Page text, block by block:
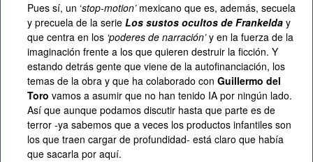
Pues sí, un ‘stop-motion’mexicano que es, además, secuela
y precuela de la serie Los sustos ocultos de Frankelda y
que centra en los ‘poderes de narración’y en la fuerza de la
imaginación frente a los que quieren destruir la ficción. Y
estando detrás gente que viene de la autofinanciación, los
temas de la obra y que ha colaborado con Guillermo del
Toro vamos a asumir que no han tenido IA por ningún lado.
Así que aunque podamos discutir hasta que parte es de
terror -ya sabemos que a veces los productos infantiles son
los que traen cargar de profundidad- está claro que había
que sacarla por aquí.